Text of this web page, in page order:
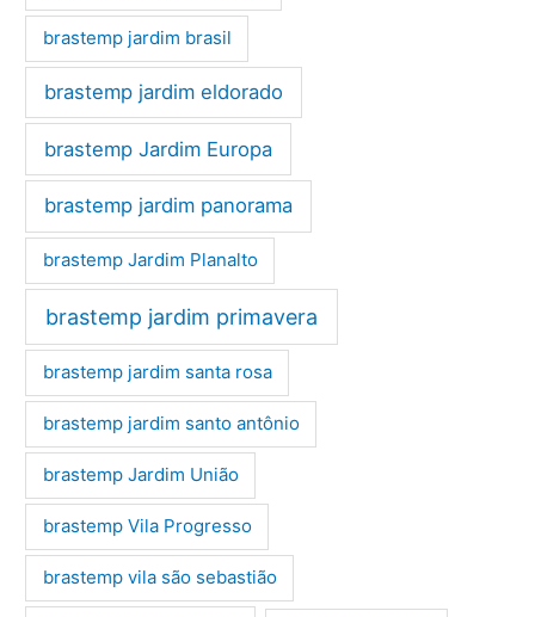
brastemp jardim brasil
brastemp jardim eldorado
brastemp Jardim Europa
brastemp jardim panorama
brastemp Jardim Planalto
brastemp jardim primavera
brastemp jardim santa rosa
brastemp jardim santo antônio
brastemp Jardim União
brastemp Vila Progresso
brastemp vila são sebastião